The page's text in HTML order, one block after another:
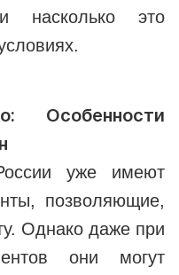
насколько это
Особенности
уже имеют
позволяющие,
Однако даже при
они могут